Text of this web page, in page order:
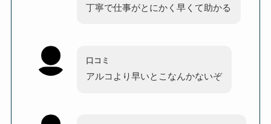
丁寧で仕事がとにかく早くて助かる
口コミ
アルコより早いとこなんかないぞ